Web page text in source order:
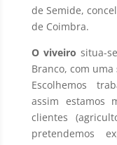
de Semide,
de Coimbra.
O viveiro situa-
Branco, com uma
Escolhemos
assim estamos
clientes
pretendemos